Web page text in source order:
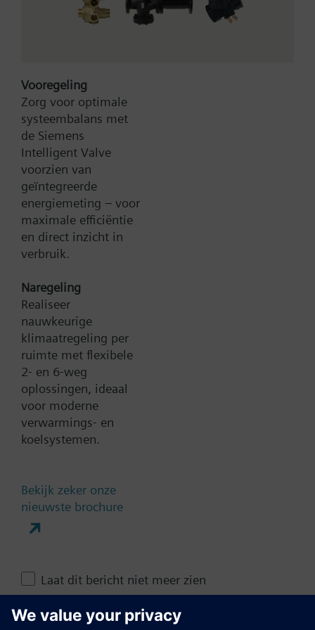
boven- en onderkant, met afdichtingstapeinden
Bruto Prijs
Type:
Artikel-Nr.:
Productgroep:
Toevoegen aan winkelwagen
Toevoegen aan project
Documenten
Technische samenvatting
Vooregeling
Zorg voor optimale
systeembalans met
de Siemens
Intelligent Valve
voorzien van
geïntegreerde
energiemeting – voor
maximale efficiëntie
en direct inzicht in
verbruik.
Naregeling
Realiseer
nauwkeurige
klimaatregeling per
ruimte met flexibele
2- en 6-weg
oplossingen, ideaal
voor moderne
verwarmings- en
koelsystemen.
Bekijk zeker onze
nieuwste brochure
Laat dit bericht niet meer zien
Contact
NL (nl)